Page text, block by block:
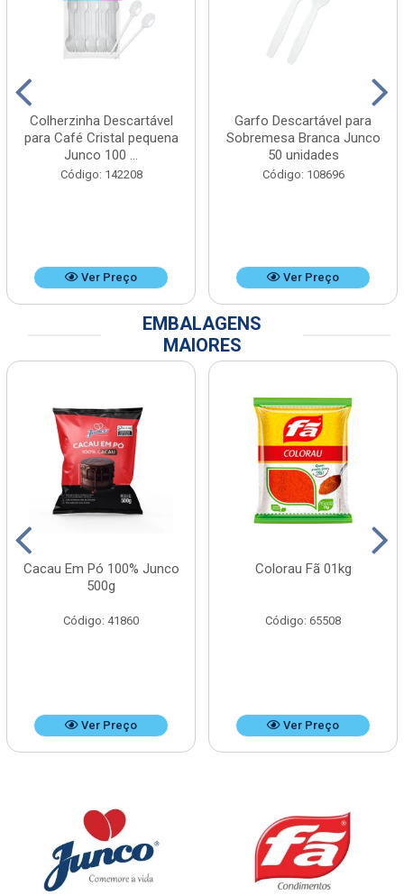
Colherzinha Descartável
para Café Cristal pequena
Junco 100 ...
Código: 142208
Ver Preço
Garfo Descartável para
Sobremesa Branca Junco
50 unidades
Código: 108696
Ver Preço
EMBALAGENS
MAIORES
Cacau Em Pó 100% Junco
500g
Código: 41860
Ver Preço
Colorau Fã 01kg
Código: 65508
Ver Preço